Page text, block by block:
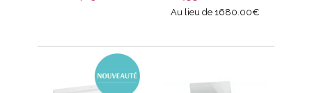
Au lieu de 1680.00€